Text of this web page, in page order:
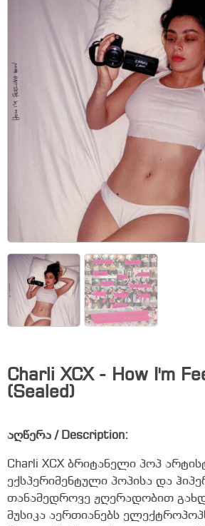
Charli XCX - How I'm
(Sealed)
აღწერა / Description:
Charli XCX ბრიტანელი პოპ
ექსპერიმენტული პოპისა და
თანამედროვე ჟღერადობით
მუსიკა აერთიანებს